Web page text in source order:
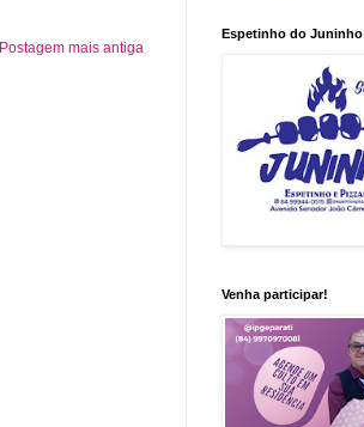
Postagem mais antiga
Espetinho do Juninho
Venha participar!